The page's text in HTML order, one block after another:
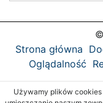
Strona główna
Oglądalność
Używamy plików